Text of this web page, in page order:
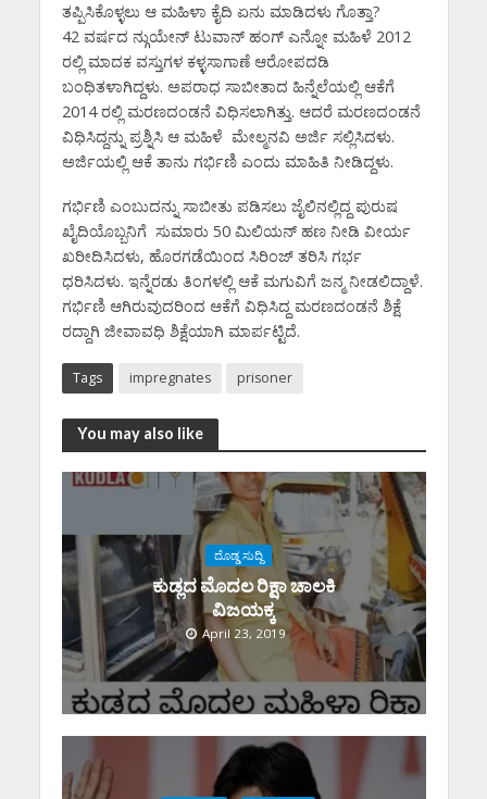
ತಪ್ಪಿಸಿಕೊಳ್ಳಲು ಆ ಮಹಿಳಾ ಕೈದಿ ಏನು ಮಾಡಿದಳು ಗೊತ್ತಾ?
42 ವರ್ಷದ ನ್ಗುಯೇನ್‌ ಟುವಾನ್‌ ಹಂಗ್‌ ಎನ್ನೋ ಮಹಿಳೆ 2012
ರಲ್ಲಿ ಮಾದಕ ವಸ್ತುಗಳ ಕಳ್ಳಸಾಗಾಣೆ ಆರೋಪದಡಿ
ಬಂಧಿತಳಾಗಿದ್ದಳು. ಅಪರಾಧ ಸಾಬೀತಾದ ಹಿನ್ನೆಲೆಯಲ್ಲಿ ಆಕೆಗೆ
2014 ರಲ್ಲಿ ಮರಣದಂಡನೆ ವಿಧಿಸಲಾಗಿತ್ತು. ಆದರೆ ಮರಣದಂಡನೆ
ವಿಧಿಸಿದ್ದನ್ನು ಪ್ರಶ್ನಿಸಿ ಆ ಮಹಿಳೆ ಮೇಲ್ಮನವಿ ಅರ್ಜಿ ಸಲ್ಲಿಸಿದಳು.
ಅರ್ಜಿಯಲ್ಲಿ ಆಕೆ ತಾನು ಗರ್ಭಿಣಿ ಎಂದು ಮಾಹಿತಿ ನೀಡಿದ್ದಳು.
ಗರ್ಭಿಣಿ ಎಂಬುದನ್ನು ಸಾಬೀತು ಪಡಿಸಲು ಜೈಲಿನಲ್ಲಿದ್ದ ಪುರುಷ
ಖೈದಿಯೊಬ್ಬನಿಗೆ ಸುಮಾರು 50 ಮಿಲಿಯನ್‌ ಹಣ ನೀಡಿ ವೀರ್ಯ
ಖರೀದಿಸಿದಳು, ಹೊರಗಡೆಯಿಂದ ಸಿರಿಂಜ್‌ ತರಿಸಿ ಗರ್ಭ
ಧರಿಸಿದಳು. ಇನ್ನೆರಡು ತಿಂಗಳಲ್ಲಿ ಆಕೆ ಮಗುವಿಗೆ ಜನ್ಮ ನೀಡಲಿದ್ದಾಳೆ.
ಗರ್ಭಿಣಿ ಆಗಿರುವುದರಿಂದ ಆಕೆಗೆ ವಿಧಿಸಿದ್ದ ಮರಣದಂಡನೆ ಶಿಕ್ಷೆ
ರದ್ದಾಗಿ ಜೀವಾವಧಿ ಶಿಕ್ಷೆಯಾಗಿ ಮಾರ್ಪಟ್ಟಿದೆ.
Tags impregnates prisoner
You may also like
ದೊಡ್ಡ ಸುದ್ದಿ
ಕುಡ್ಲದ ಮೊದಲ ರಿಕ್ಷಾ ಚಾಲಕಿ‌
ವಿಜಯಕ್ಕ
April 23, 2019